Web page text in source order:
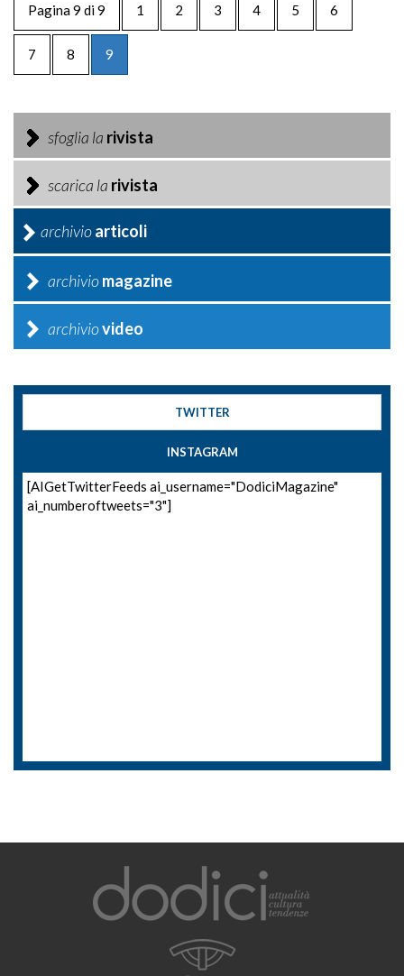
Pagina 9 di 9 1 2 3 4 5 6
7 8 9
sfoglia la rivista
scarica la rivista
archivioarticoli
archiviomagazine
archiviovideo
TWITTER
INSTAGRAM
[AIGetTwitterFeeds ai_username="DodiciMagazine"
ai_numberoftweets="3"]